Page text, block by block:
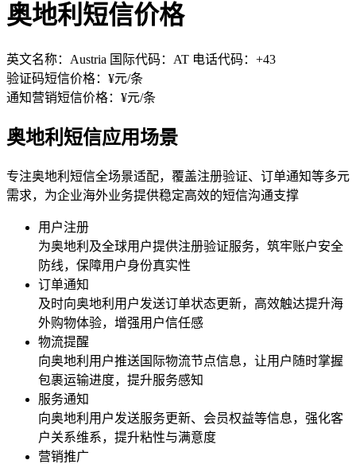
奥地利短信价格
英文名称：Austria 国际代码：AT 电话代码：+43
验证码短信价格：¥元/条
通知营销短信价格：¥元/条
奥地利短信应用场景
专注奥地利短信全场景适配，覆盖注册验证、订单通知等多元
需求，为企业海外业务提供稳定高效的短信沟通支撑
用户注册
为奥地利 及全球用户提供注册验证服务，筑牢账户安全
防线，保障用户身份真实性
订单通知
及时向奥地利 用户发送订单状态更新，高效触达提升海
外购物体验，增强用户信任感
物流提醒
向奥地利 用户推送国际物流节点信息，让用户随时掌握
包裹运输进度，提升服务感知
服务通知
向奥地利 用户发送服务更新、会员权益等信息，强化客
户关系维系，提升粘性与满意度
营销推广